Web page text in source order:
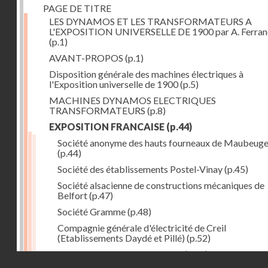
PAGE DE TITRE
LES DYNAMOS ET LES TRANSFORMATEURS A
L'EXPOSITION UNIVERSELLE DE 1900 par A.
(p.1)
AVANT-PROPOS (p.1)
Disposition générale des machines électriques à
l'Exposition universelle de 1900(p.5)
MACHINES DYNAMOS ELECTRIQUES
TRANSFORMATEURS (p.8)
EXPOSITION FRANCAISE (p.44)
Société anonyme des hauts fourneaux de Maubeuge
(p.44)
Société des établissements Postel-Vinay(p.45)
Société alsacienne de constructions mécaniques de
Belfort(p.47)
Société Gramme(p.48)
Compagnie générale d'électricité de Creil
(Etablissements Daydé et Pillé) (p.52)
Compagnie générale de Nancy(p.52)